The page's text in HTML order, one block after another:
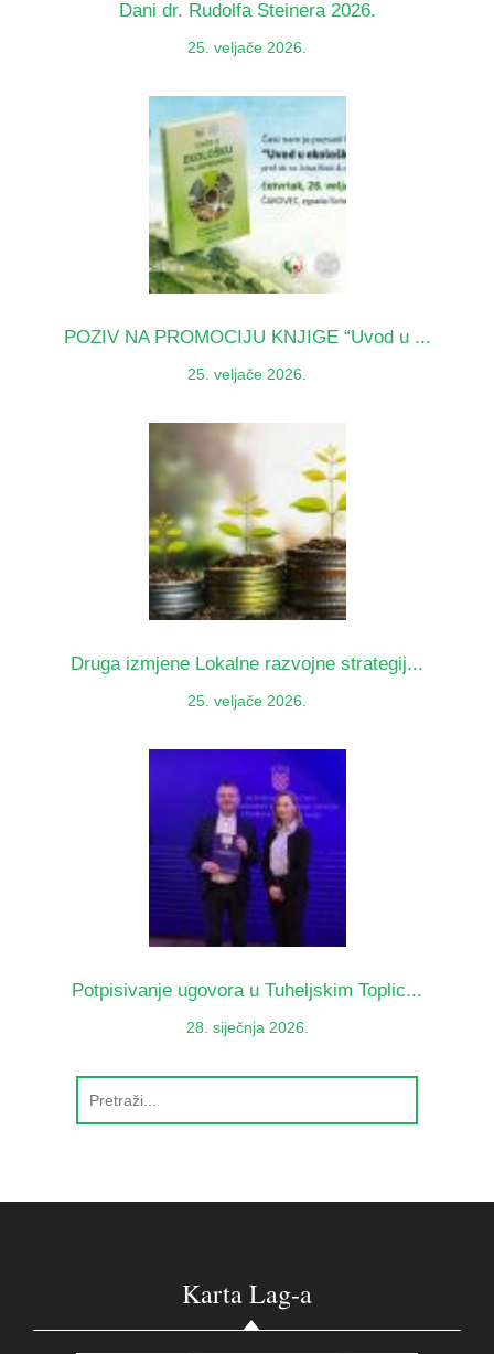
Dani dr. Rudolfa Steinera 2026.
25. veljače 2026.
POZIV NA PROMOCIJU KNJIGE “Uvod u ...
25. veljače 2026.
Druga izmjene Lokalne razvojne strategij...
25. veljače 2026.
Potpisivanje ugovora u Tuheljskim Toplic...
28. siječnja 2026.
Karta Lag-a